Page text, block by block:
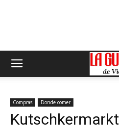
Compras Donde comer
Kutschkermarkt